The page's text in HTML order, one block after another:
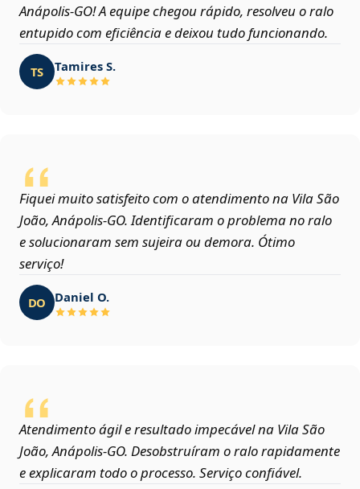
Anápolis‑GO! A equipe chegou rápido, resolveu o ralo
entupido com eficiência e deixou tudo funcionando.
TS Tamires S.
Fiquei muito satisfeito com o atendimento na Vila São
João, Anápolis‑GO. Identificaram o problema no ralo
e solucionaram sem sujeira ou demora. Ótimo
serviço!
DO Daniel O.
Atendimento ágil e resultado impecável na Vila São
João, Anápolis‑GO. Desobstruíram o ralo rapidamente
e explicaram todo o processo. Serviço confiável.